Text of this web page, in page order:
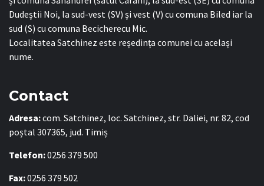
Dudeștii Noi, la sud-vest (SV) și vest (V) cu comuna Biled iar la
sud (S) cu comuna Becicherecu Mic.
Localitatea Satchinez este reședința comunei cu același
nume.
Contact
Adresa:com. Satchinez, loc. Satchinez, str. Daliei, nr. 82, cod
poștal 307365, jud. Timiș
Telefon:0256 379 500
Fax:0256 379 502